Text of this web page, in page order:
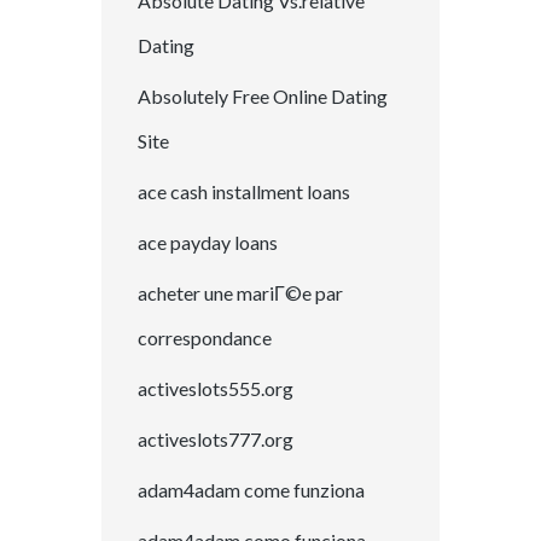
Dating
Absolutely Free Online Dating
Site
ace cash installment loans
ace payday loans
acheter une mariГ©e par
correspondance
activeslots555.org
activeslots777.org
adam4adam come funziona